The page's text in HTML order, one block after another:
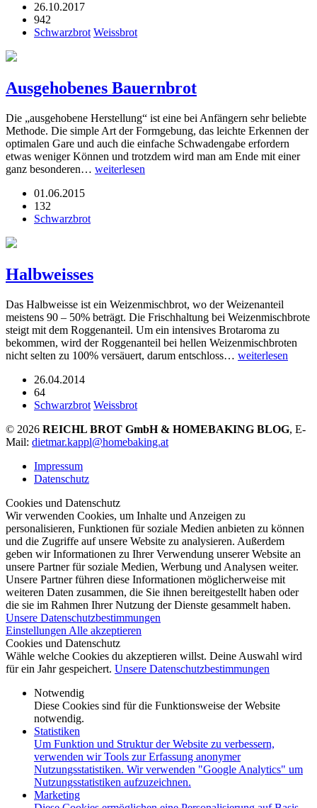
26.10.2017
942
Schwarzbrot Weissbrot
Ausgehobenes Bauernbrot
Die „ausgehobene Herstellung“ ist eine bei Anfängern sehr beliebte
Methode. Die simple Art der Formgebung, das leichte Erkennen der
optimalen Gare und auch die einfache Schwadengabe erfordern
etwas weniger Können und trotzdem wird man am Ende mit einer
ganz besonderen… weiterlesen
01.06.2015
132
Schwarzbrot
Halbweisses
Das Halbweisse ist ein Weizenmischbrot, wo der Weizenanteil
meistens 90 – 50% beträgt. Die Frischhaltung bei Weizenmischbrote
steigt mit dem Roggenanteil. Um ein intensives Brotaroma zu
bekommen, wird der Roggenanteil bei hellen Weizenmischbroten
nicht selten zu 100% versäuert, darum entschloss… weiterlesen
26.04.2014
64
Schwarzbrot Weissbrot
© 2026 REICHL BROT GmbH & HOMEBAKING BLOG, E-
Mail: dietmar.kappl@homebaking.at
Impressum
Datenschutz
Cookies und Datenschutz
Wir verwenden Cookies, um Inhalte und Anzeigen zu
personalisieren, Funktionen für soziale Medien anbieten zu können
und die Zugriffe auf unsere Website zu analysieren. Außerdem
geben wir Informationen zu Ihrer Verwendung unserer Website an
unsere Partner für soziale Medien, Werbung und Analysen weiter.
Unsere Partner führen diese Informationen möglicherweise mit
weiteren Daten zusammen, die Sie ihnen bereitgestellt haben oder
die sie im Rahmen Ihrer Nutzung der Dienste gesammelt haben.
Unsere Datenschutzbestimmungen
Einstellungen Alle akzeptieren
Cookies und Datenschutz
Wähle welche Cookies du akzeptieren willst. Deine Auswahl wird
für ein Jahr gespeichert. Unsere Datenschutzbestimmungen
Notwendig
Diese Cookies sind für die Funktionsweise der Website
notwendig.
Statistiken
Um Funktion und Struktur der Website zu verbessern,
verwenden wir Tools zur Erfassung anonymer
Nutzungsstatistiken. Wir verwenden "Google Analytics" um
Nutzungsstatistiken aufzuzeichnen.
Marketing